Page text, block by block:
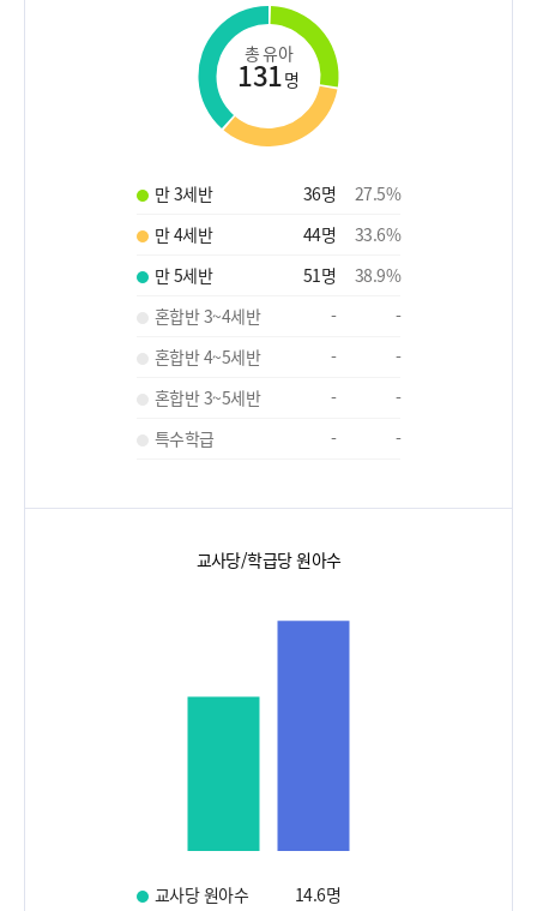
총 유아
131명
만 3세반 36명 27.5%
만 4세반
44명 33.6%
만 5세반
51명 38.9%
혼합반 3~4세반
-
-
혼합반 4~5세반
-
-
혼합반 3~5세반
-
-
특수학급
- -
교사당/학급당 원아수
교사당 원아수 14.6명